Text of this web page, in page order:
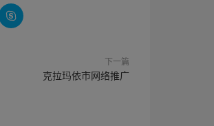

下一篇
克拉玛依市网络推广